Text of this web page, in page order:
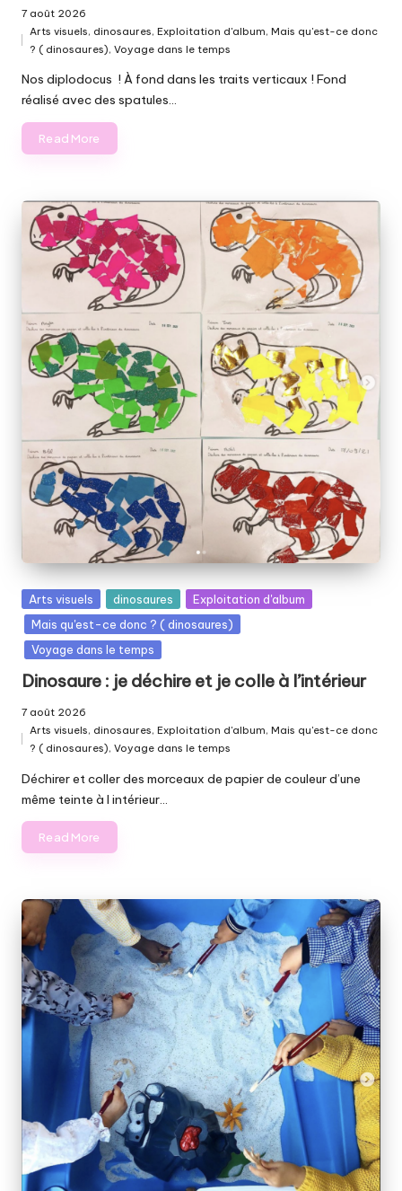
7 août 2026
Posted
Arts visuels, dinosaures,Exploitation d'album,Mais qu'est-ce donc
? ( dinosaures),Voyage dans le temps
Nos diplodocus ! À fond dans les traits verticaux ! Fond
réalisé avec des spatules…
Read More
Posted
in
Arts visuels dinosaures
Exploitation d'album
Mais qu'est-ce donc ? ( dinosaures)
Voyage dans le temps
Dinosaure : je déchire et je colle à l’intérieur
7 août 2026
Posted
Arts visuels, dinosaures,Exploitation d'album,Mais qu'est-ce donc
? ( dinosaures),Voyage dans le temps
Déchirer et coller des morceaux de papier de couleur d’une
même teinte à l intérieur…
Read More